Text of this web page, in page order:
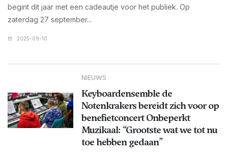
begint dit jaar met een cadeautje voor het publiek. Op
zaterdag 27 september...
2025-09-10
NIEUWS
Keyboardensemble de
Notenkrakers bereidt zich voor op
benefietconcert Onbeperkt
Muzikaal: “Grootste wat we tot nu
toe hebben gedaan”